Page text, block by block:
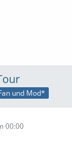
und Mod*
00:00